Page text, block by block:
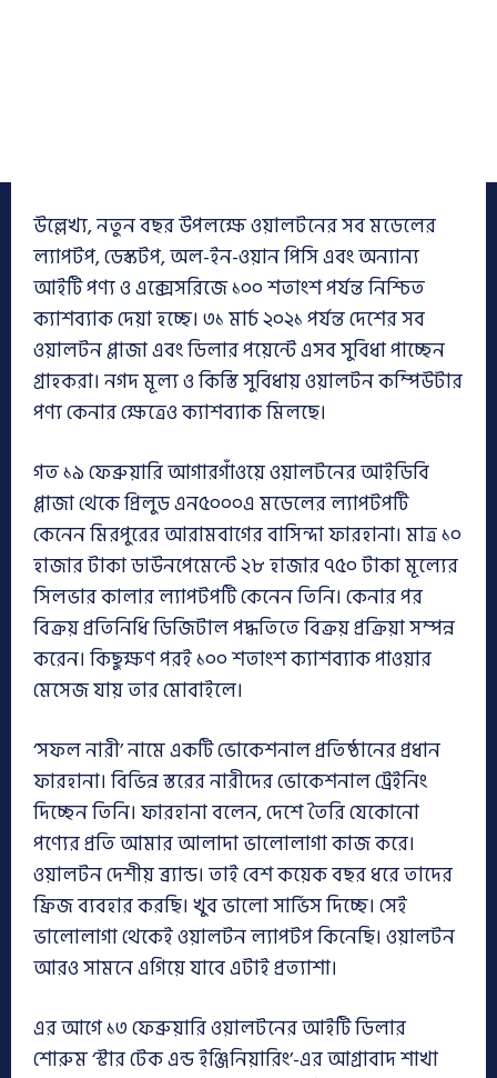
উল্লেখ্য, নতুন বছর উপলক্ষে ওয়ালটনের সব মডেলের
ল্যাপটপ, ডেস্কটপ, অল-ইন-ওয়ান পিসি এবং অন্যান্য
আইটি পণ্য ও এক্সেসরিজে ১০০ শতাংশ পর্যন্ত নিশ্চিত
ক্যাশব্যাক দেয়া হচ্ছে। ৩১ মার্চ ২০২১ পর্যন্ত দেশের সব
ওয়ালটন প্লাজা এবং ডিলার পয়েন্টে এসব সুবিধা পাচ্ছেন
গ্রাহকরা। নগদ মূল্য ও কিস্তি সুবিধায় ওয়ালটন কম্পিউটার
পণ্য কেনার ক্ষেত্রেও ক্যাশব্যাক মিলছে।
গত ১৯ ফেব্রুয়ারি আগারগাঁওয়ে ওয়ালটনের আইডিবি
প্লাজা থেকে প্রিলুড এন৫০০০এ মডেলের ল্যাপটপটি
কেনেন মিরপুরের আরামবাগের বাসিন্দা ফারহানা। মাত্র ১০
হাজার টাকা ডাউনপেমেন্টে ২৮ হাজার ৭৫০ টাকা মূল্যের
সিলভার কালার ল্যাপটপটি কেনেন তিনি। কেনার পর
বিক্রয় প্রতিনিধি ডিজিটাল পদ্ধতিতে বিক্রয় প্রক্রিয়া সম্পন্ন
করেন। কিছুক্ষণ পরই ১০০ শতাংশ ক্যাশব্যাক পাওয়ার
মেসেজ যায় তার মোবাইলে।
‘সফল নারী’ নামে একটি ভোকেশনাল প্রতিষ্ঠানের প্রধান
ফারহানা। বিভিন্ন স্তরের নারীদের ভোকেশনাল ট্রেইনিং
দিচ্ছেন তিনি। ফারহানা বলেন, দেশে তৈরি যেকোনো
পণ্যের প্রতি আমার আলাদা ভালোলাগা কাজ করে।
ওয়ালটন দেশীয় ব্র্যান্ড। তাই বেশ কয়েক বছর ধরে তাদের
ফ্রিজ ব্যবহার করছি। খুব ভালো সার্ভিস দিচ্ছে। সেই
ভালোলাগা থেকেই ওয়ালটন ল্যাপটপ কিনেছি। ওয়ালটন
আরও সামনে এগিয়ে যাবে এটাই প্রত্যাশা।
এর আগে ১৩ ফেব্রুয়ারি ওয়ালটনের আইটি ডিলার
শোরুম ‘স্টার টেক এন্ড ইঞ্জিনিয়ারিং’-এর আগ্রাবাদ শাখা